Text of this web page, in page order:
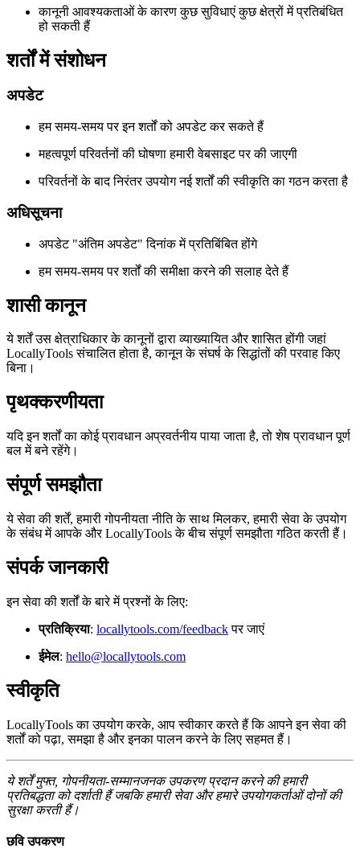
कानूनी आवश्यकताओं के कारण कुछ सुविधाएं कुछ क्षेत्रों में प्रतिबंधित
हो सकती हैं
शर्तों में संशोधन
अपडेट
हम समय-समय पर इन शर्तों को अपडेट कर सकते हैं
महत्वपूर्ण परिवर्तनों की घोषणा हमारी वेबसाइट पर की जाएगी
परिवर्तनों के बाद निरंतर उपयोग नई शर्तों की स्वीकृति का गठन करता है
अधिसूचना
अपडेट "अंतिम अपडेट" दिनांक में प्रतिबिंबित होंगे
हम समय-समय पर शर्तों की समीक्षा करने की सलाह देते हैं
शासी कानून
ये शर्तें उस क्षेत्राधिकार के कानूनों द्वारा व्याख्यायित और शासित होंगी जहां
LocallyTools संचालित होता है, कानून के संघर्ष के सिद्धांतों की परवाह किए
बिना।
पृथक्करणीयता
यदि इन शर्तों का कोई प्रावधान अप्रवर्तनीय पाया जाता है, तो शेष प्रावधान पूर्ण
बल में बने रहेंगे।
संपूर्ण समझौता
ये सेवा की शर्तें, हमारी गोपनीयता नीति के साथ मिलकर, हमारी सेवा के उपयोग
के संबंध में आपके और LocallyTools के बीच संपूर्ण समझौता गठित करती हैं।
संपर्क जानकारी
इन सेवा की शर्तों के बारे में प्रश्नों के लिए:
प्रतिक्रिया: locallytools.com/feedbackपर जाएं
ईमेल: hello@locallytools.com
स्वीकृति
LocallyTools का उपयोग करके, आप स्वीकार करते हैं कि आपने इन सेवा की
शर्तों को पढ़ा, समझा है और इनका पालन करने के लिए सहमत हैं।
ये शर्तें मुफ्त, गोपनीयता-सम्मानजनक उपकरण प्रदान करने की हमारी
प्रतिबद्धता को दर्शाती हैं जबकि हमारी सेवा और हमारे उपयोगकर्ताओं दोनों की
सुरक्षा करती हैं।
छवि उपकरण